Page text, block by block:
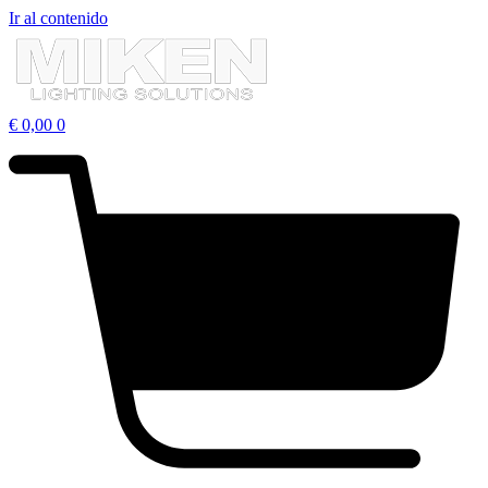
Ir al contenido
€ 0,00 0